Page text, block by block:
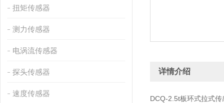
扭矩传感器
测力传感器
电涡流传感器
探头传感器
速度传感器
详情介绍
DCQ-2.5t板环式拉式传